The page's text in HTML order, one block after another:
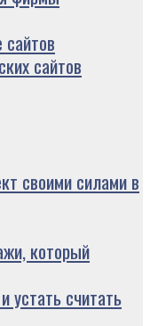
сайтов
своими силами в
который
устать считать